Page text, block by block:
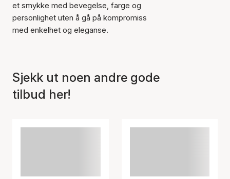
et smykke med bevegelse, farge og
personlighet uten å gå på kompromiss
med enkelhet og eleganse.
Sjekk ut noen andre gode
tilbud her!